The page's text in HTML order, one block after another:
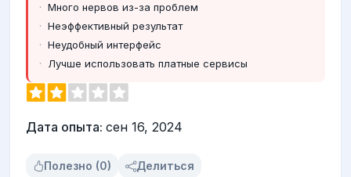
Много нервов из-за проблем
Неэффективный результат
Неудобный интерфейс
Лучше использовать платные сервисы
Дата опыта: сен 16, 2024
Полезно (0) Делиться